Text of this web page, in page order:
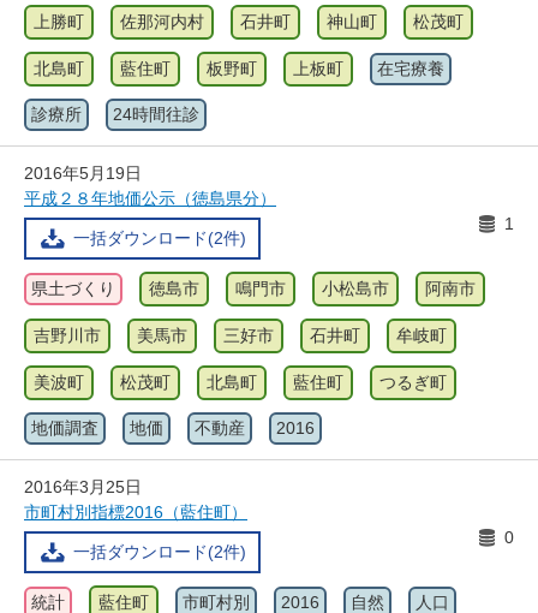
上勝町 佐那河内村 石井町 神山町 松茂町
北島町 藍住町 板野町 上板町 在宅療養
診療所 24時間往診
2016年5月19日
平成２８年地価公示（徳島県分）
一括ダウンロード(2件)
1
県土づくり 徳島市 鳴門市 小松島市 阿南市
吉野川市 美馬市 三好市 石井町 牟岐町
美波町 松茂町 北島町 藍住町 つるぎ町
地価調査 地価 不動産 2016
2016年3月25日
市町村別指標2016（藍住町）
一括ダウンロード(2件)
0
統計 藍住町 市町村別 2016 自然 人口